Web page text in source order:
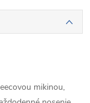
mikinou,